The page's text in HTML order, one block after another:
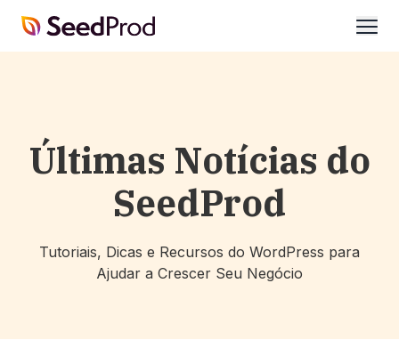
SeedProd
Últimas Notícias do
SeedProd
Tutoriais, Dicas e Recursos do WordPress para
Ajudar a Crescer Seu Negócio